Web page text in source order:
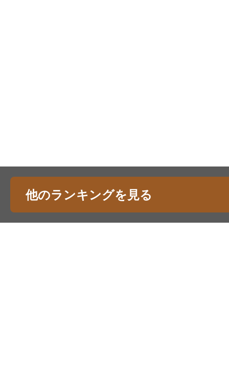
他のランキングを見る